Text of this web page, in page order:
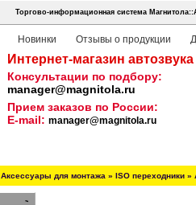
Торгово-информационная система
Новинки Отзывы о продукции
Интернет-магазин
Консультации по подбору:
manager@magnitola.ru
Прием заказов по России:
E-mail: manager@magnitola.ru
Аксессуары для монтажа » ISO переходники »